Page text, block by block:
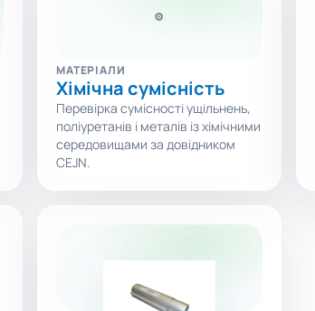
⚙
МАТЕРІАЛИ
Хімічна сумісність
Перевірка сумісності ущільнень,
поліуретанів і металів із хімічними
середовищами за довідником
CEJN.